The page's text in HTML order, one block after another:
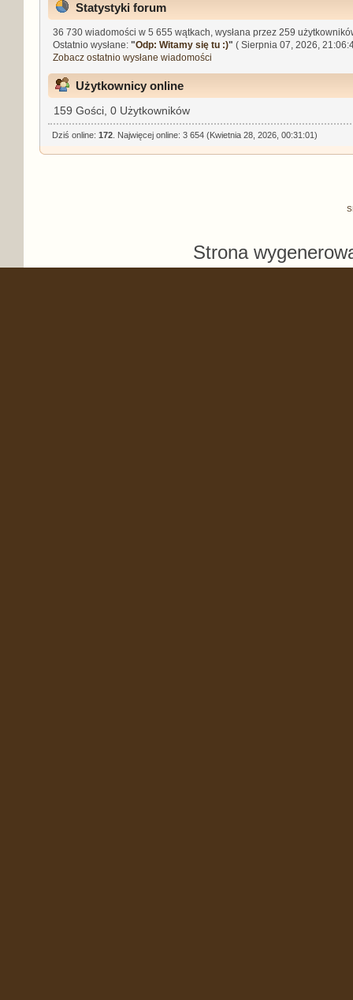
Statystyki forum
36 730 wiadomości w 5 655 wątkach, wysłana przez 259
Ostatnio wysłane:"Odp: Witamy się tu :)" ( Sierpnia 07, 2026,
Zobacz ostatnio wysłane wiadomości
Użytkownicy online
159 Gości, 0 Użytkowników
Dziś online:172 . Najwięcej online: 3 654 (Kwietnia 28, 2026, 00:31:01)
Strona